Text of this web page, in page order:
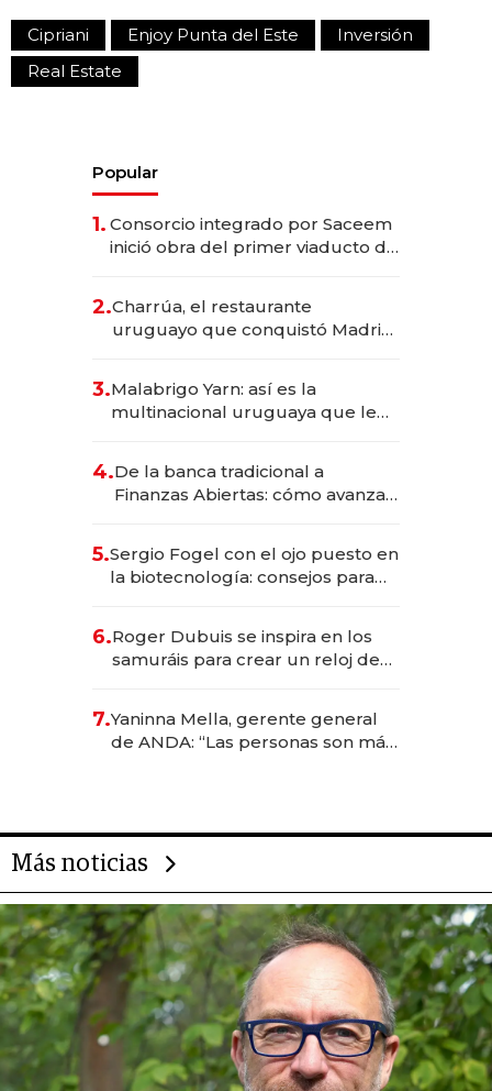
Cipriani Enjoy Punta del Este
Inversión
Real Estate
Popular
1. Consorcio integrado por Saceem
inició obra del primer viaducto de
millones
2.Charrúa, el restaurante
uruguayo que conquistó Madrid:
anticipación y prepara apertura
3.Malabrigo Yarn: así es la
multinacional uruguaya que le
4.De la banca tradicional a
Finanzas Abiertas: cómo avanza
5.Sergio Fogel con el ojo puesto en
la biotecnología: consejos para
6.Roger Dubuis se inspira en los
samuráis para crear un reloj de
7.Yaninna Mella, gerente general
de ANDA: “Las personas son más
Más noticias